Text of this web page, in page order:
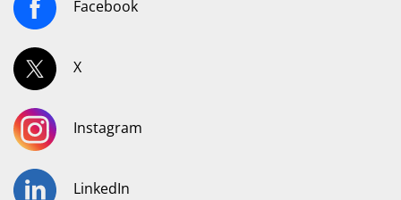
Facebook
X
Instagram
LinkedIn